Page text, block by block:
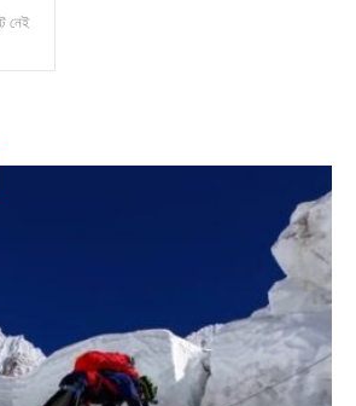
নেই